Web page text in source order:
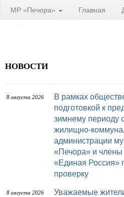
МР «Печора» Главная
НОВОСТИ
8 августа 2026
В рамках общественного контроля за
подготовкой к
зимнему периоду
жилищно-
администрации
«Печора» и члены
«Единая Россия»
проверку
8 августа 2026
Уважаемые жители муниципального района